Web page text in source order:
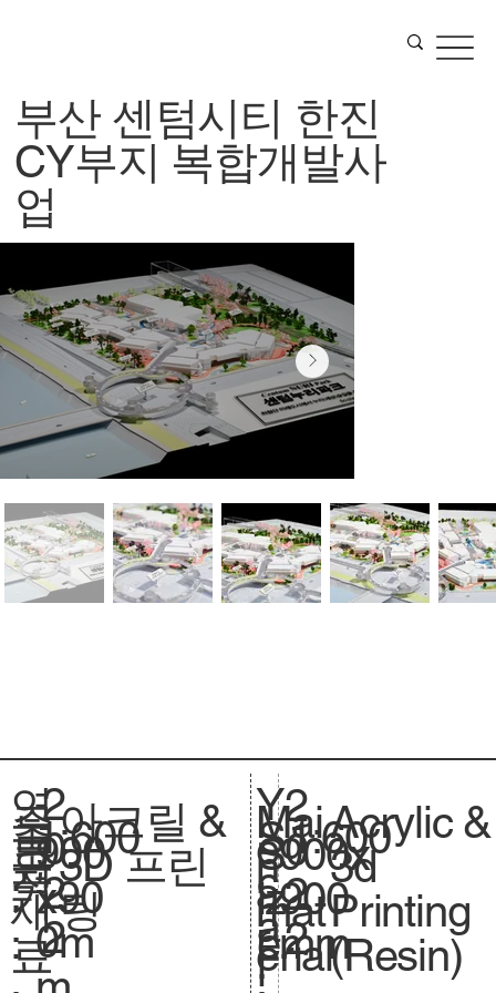
부산 센텀시티 한진
CY부지 복합개발사
업
연
도
:
2
0
2
2
주
요
재
료
축
척
.
아크릴 &
3D 프린
팅
1:600
크
기
.
900
x90
0m
Y
e
a
r
:
Mai
n
mat
erial
S
c
a
l
S
iz
e.
2
0
2
2
1:600
900x
900
mm
Acrylic &
3d
Printing
(Resin)